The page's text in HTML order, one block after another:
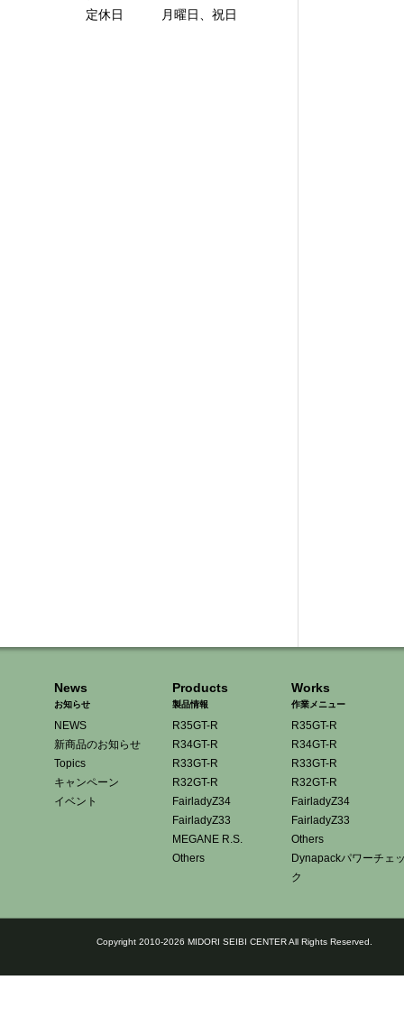
定休日 月曜日、祝日
News
お知らせ
NEWS
新商品のお知らせ
Topics
キャンペーン
イベント
Products
製品情報
R35GT-R
R34GT-R
R33GT-R
R32GT-R
FairladyZ34
FairladyZ33
MEGANE R.S.
Others
Works
作業メニュー
R35GT-R
R34GT-R
R33GT-R
R32GT-R
FairladyZ34
FairladyZ33
Others
Dynapackパワーチェ
ク
Copyright 2010-2026 MIDORI SEIBI CENTER All Rights Reserved.